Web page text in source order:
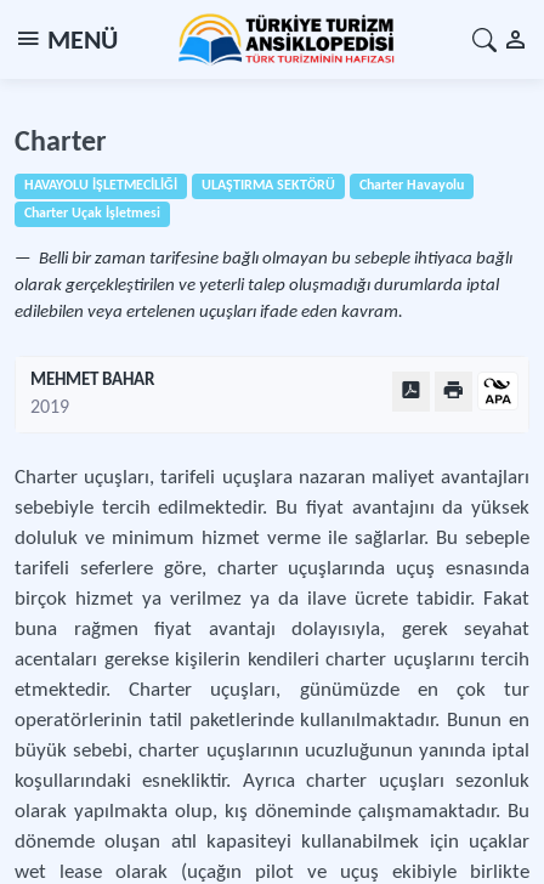
MENÜ
Charter
HAVAYOLU İŞLETMECİLİĞİ ULAŞTIRMA SEKTÖRÜ
Charter Havayolu
Charter Uçak İşletmesi
Belli bir zaman tarifesine bağlı olmayan bu sebeple ihtiyaca bağlı
olarak gerçekleştirilen ve yeterli talep oluşmadığı durumlarda iptal
edilebilen veya ertelenen uçuşları ifade eden kavram.
MEHMET BAHAR
2019
Charter uçuşları, tarifeli uçuşlara nazaran maliyet avantajları
sebebiyle tercih edilmektedir. Bu fiyat avantajını da yüksek
doluluk ve minimum hizmet verme ile sağlarlar. Bu sebeple
tarifeli seferlere göre, charter uçuşlarında uçuş esnasında
birçok hizmet ya verilmez ya da ilave ücrete tabidir. Fakat
buna rağmen fiyat avantajı dolayısıyla, gerek seyahat
acentaları gerekse kişilerin kendileri charter uçuşlarını tercih
etmektedir. Charter uçuşları, günümüzde en çok tur
operatörlerinin tatil paketlerinde kullanılmaktadır. Bunun en
büyük sebebi, charter uçuşlarının ucuzluğunun yanında iptal
koşullarındaki esnekliktir. Ayrıca charter uçuşları sezonluk
olarak yapılmakta olup, kış döneminde çalışmamaktadır. Bu
dönemde oluşan atıl kapasiteyi kullanabilmek için uçaklar
wet lease olarak (uçağın pilot ve uçuş ekibiyle birlikte